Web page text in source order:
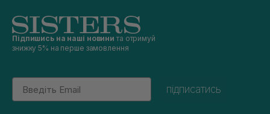
Підпишись на наші новини та отримуй
знижку 5% на перше замовлення
Email
підписатись